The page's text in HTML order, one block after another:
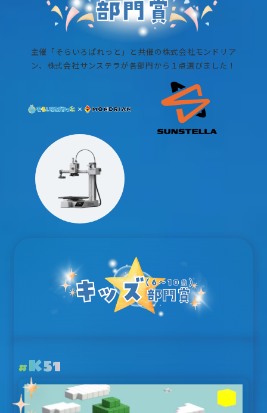
主催「そらいろぱれっと」と共催の株式会社モンドリア
ン、株式会社サンステラが各部門から１点選びました！
#K51